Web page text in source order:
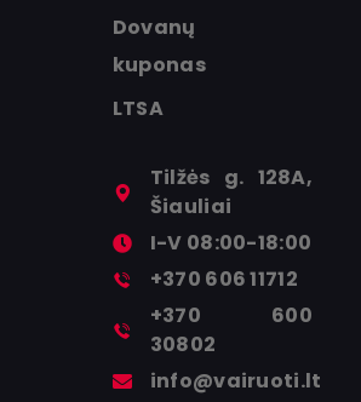
Dovanų
kuponas
LTSA
Tilžės g. 128A,
Šiauliai
I-V 08:00-18:00
+370 606 11712
+370 600
30802
info@vairuoti.lt